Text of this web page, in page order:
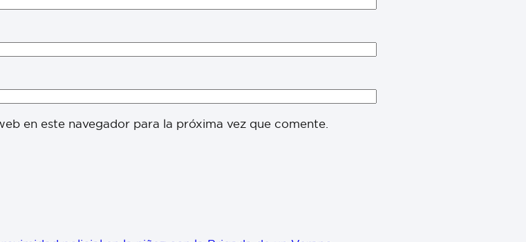
en este navegador para la próxima vez que comente.